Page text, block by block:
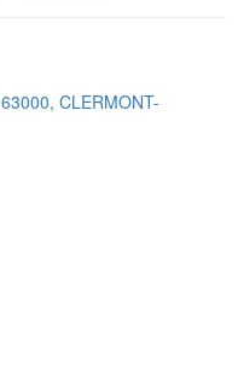
CLERMONT-